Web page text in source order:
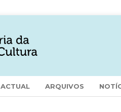
ACTUAL ARQUIVOS